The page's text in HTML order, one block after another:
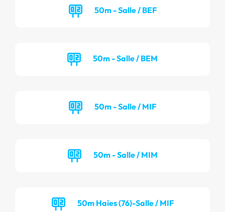
50m - Salle / BEF
50m - Salle / BEM
50m - Salle / MIF
50m - Salle / MIM
50m Haies (76)-Salle / MIF